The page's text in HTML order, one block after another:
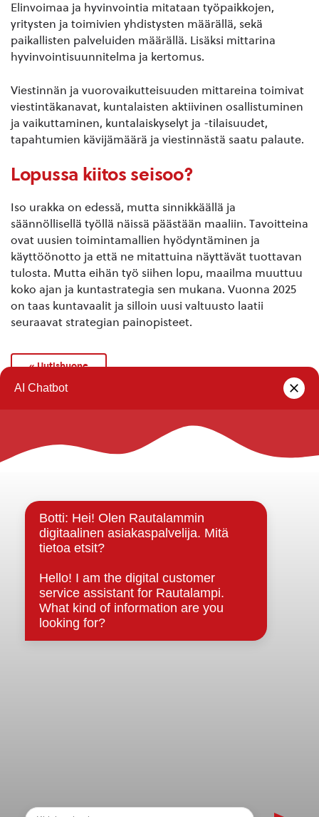
Elinvoimaa ja hyvinvointia mitataan työpaikkojen,
yritysten ja toimivien yhdistysten määrällä, sekä
paikallisten palveluiden määrällä. Lisäksi mittarina
hyvinvointisuunnitelma ja kertomus.
Viestinnän ja vuorovaikutteisuuden mittareina toimivat
viestintäkanavat, kuntalaisten aktiivinen osallistuminen
ja vaikuttaminen, kuntalaiskyselyt ja -tilaisuudet,
tapahtumien kävijämäärä ja viestinnästä saatu palaute.
Lopussa kiitos seisoo?
Iso urakka on edessä, mutta sinnikkäällä ja
säännöllisellä työllä näissä päästään maaliin. Tavoitteina
ovat uusien toimintamallien hyödyntäminen ja
käyttöönotto ja että ne mitattuina näyttävät tuottavan
tulosta. Mutta eihän työ siihen lopu, maailma muuttuu
koko ajan ja kuntastrategia sen mukana. Vuonna 2025
on taas kuntavaalit ja silloin uusi valtuusto laatii
seuraavat strategian painopisteet.
« Uutishuone
Rautalammin kunta
Strategiat, ohjelmat, ohjeet, suunnitelmat, säännöt ja
sopimukset
Asiakirjajulkisuuskuvaus
Evästeet
Saavutettavuusseloste
Tietosuoja
Tietosuojaselosteet